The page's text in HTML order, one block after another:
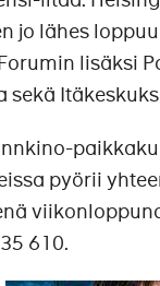
jo lähes
lisäksi
sekä
pyörii
610.